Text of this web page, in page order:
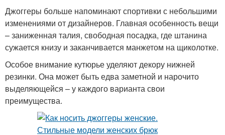
Джоггеры больше напоминают спортивки с небольшими
изменениями от дизайнеров. Главная особенность вещи
– заниженная талия, свободная посадка, где штанина
сужается книзу и заканчивается манжетом на щиколотке.
Особое внимание кутюрье уделяют декору нижней
резинки. Она может быть едва заметной и нарочито
выделяющейся – у каждого варианта свои
преимущества.